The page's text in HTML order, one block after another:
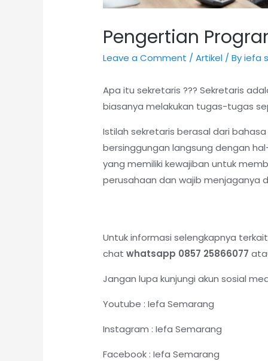
Pengertian
Leave a Comment /Artikel / Byiefa
Apa itu sekretaris ??? Sekretaris
biasanya melakukan tugas-tugas
Istilah sekretaris berasal dari
bersinggungan langsung dengan
yang memiliki kewajiban untuk
perusahaan dan wajib menjaganya
Untuk informasi selengkapnya
chatwhatsapp 0857 25866077
Jangan lupa kunjungi akun sosial
Youtube : Iefa Semarang
Instagram : Iefa Semarang
Facebook : Iefa Semarang